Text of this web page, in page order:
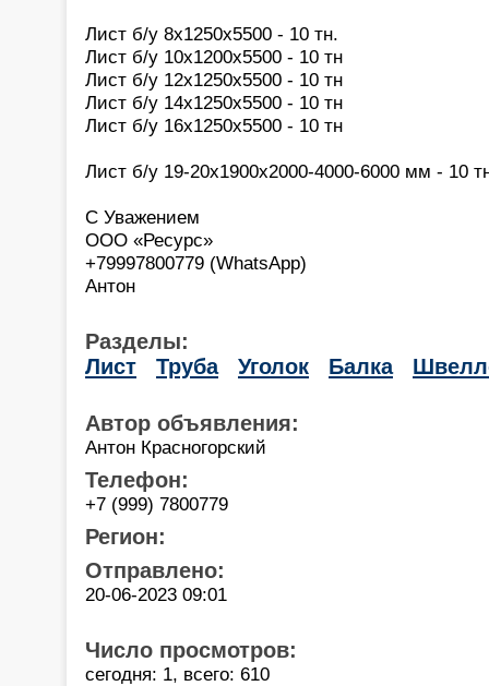
Лист б/у 8х1250х5500 - 10 тн.
Лист б/у 10х1200х5500 - 10 тн
Лист б/у 12х1250х5500 - 10 тн
Лист б/у 14х1250х5500 - 10 тн
Лист б/у 16х1250х5500 - 10 тн
Лист б/у 19-20х1900х2000-4000-6000 мм - 10
С Уважением
ООО «Ресурс»
+79997800779 (WhatsApp)
Антон
Разделы:
Лист
Труба Уголок Балка
Автор объявления:
Антон Красногорский
Телефон:
+7 (999) 7800779
Регион:
Отправлено:
20-06-2023 09:01
Число просмотров:
сегодня: 1, всего: 610